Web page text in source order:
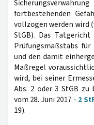
fortbestehenden
vollzogen werden wird
StGB). Das
Prüfungsmaßstabs
und den damit
Maßregel
wird, bei seiner
Abs. 2 oder 3 StGB zu
vom 28. Juni 2017 - 2
19).